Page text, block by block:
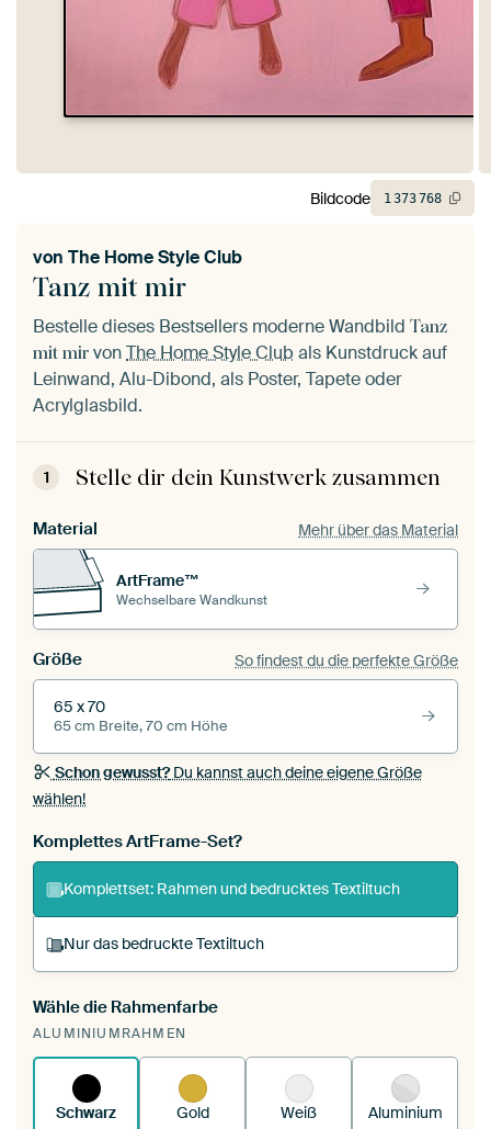
Tanz mit mir
von The Home Style Club
Bestelle dieses Bestsellers moderne Wandbild Tanz
mit mir vonThe Home Style Club als Kunstdruck auf
Leinwand, Alu-Dibond, als Poster, Tapete oder
Acrylglasbild.
1 Stelle dir dein Kunstwerk zusammen
Material Mehr über das Material
ArtFrame™
Wechselbare Wandkunst
Größe So findest du die perfekte Größe
65 x 70
65 cm Breite, 70 cm Höhe
Schon gewusst?Du kannst auch deine eigene Größe
wählen!
Komplettes ArtFrame-Set?
Komplettset: Rahmen und bedrucktes Textiltuch
Nur das bedruckte Textiltuch
Du spannst einen wechselbaren Textiltuch in
deinen vorhandenen ArtFrame™.
funktioniert es.
Wähle die Rahmenfarbe
ALUMINIUMRAHMEN
Schwarz Gold Weiß Aluminium
Bildcode 1373768